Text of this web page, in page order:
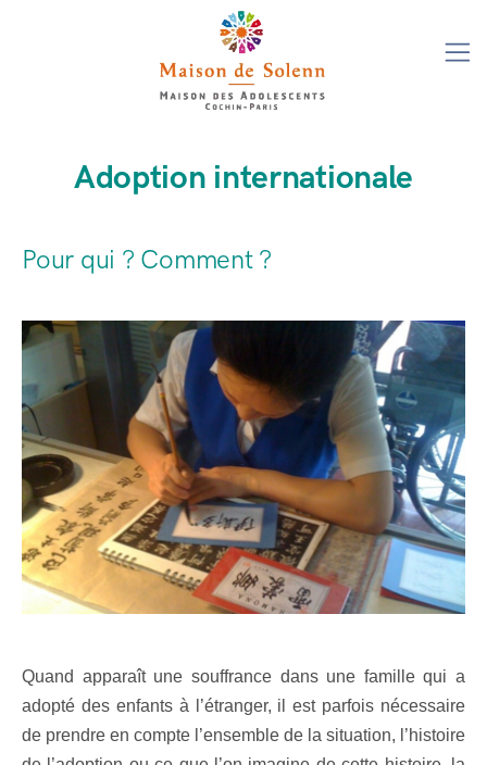
Adoption internationale
Pour qui ? Comment ?
Quand apparaît une souffrance dans une famille qui a
adopté des enfants à l’étranger, il est parfois nécessaire
de prendre en compte l’ensemble de la situation, l’histoire